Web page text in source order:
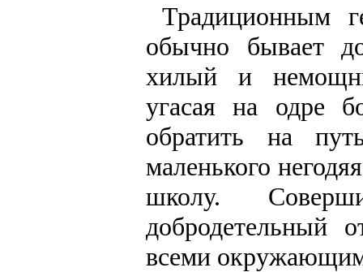
Традиционным
обычно бывает
хилый и
угасая на одре
обратить на
маленького
школу.
добродетельный
всеми